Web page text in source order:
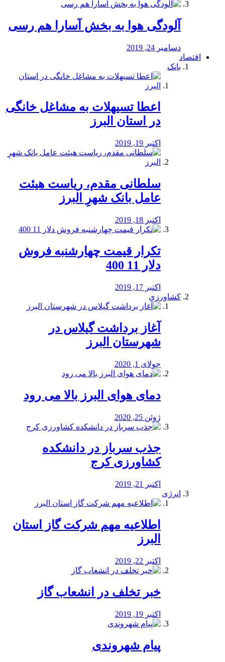
آلودگی هوا به بخش آسارا هم رسی
دسامبر 24, 2019
اقتصاد
بانک
️اعطا تسیهلات به مشاغل خانگی
در استان البرز
اکتبر 19, 2019
سلطانی مقدم، ریاست هیئت
عامل بانک شهرِ البرز
اکتبر 18, 2019
تکرار قیمت چهارشنبه فروش
دلار 11 400
اکتبر 17, 2019
کشاورزی
آغاز برداشت گیلاس در
شهرستان البرز
جولای 1, 2020
دمای هوای البرز بالا می رود
ژوئن 25, 2020
جذب سرباز در دانشکده
کشاورزی کرج
اکتبر 21, 2019
انرژی
️اطلاعیه مهم شرکت گاز استان
البرز
اکتبر 22, 2019
خبر تخلف در انشعاب گاز
اکتبر 19, 2019
پیام شهروندی